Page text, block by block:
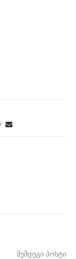
შემდეგი პოსტი